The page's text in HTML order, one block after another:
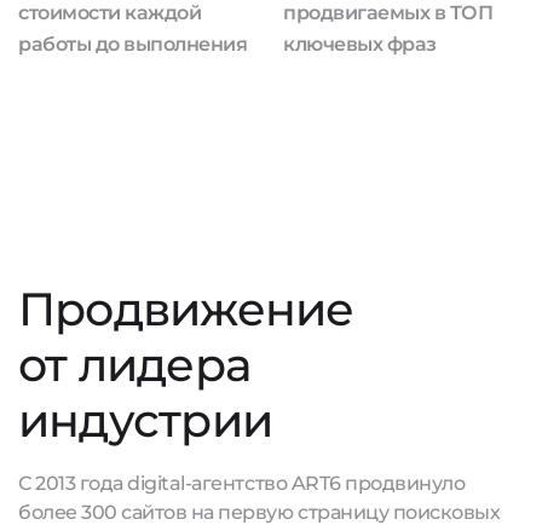
стоимости каждой
работы до выполнения
продвигаемых в ТОП
ключевых фраз
Продвижение
от лидера
индустрии
С 2013 года digital-агентство ART6 продвинуло
более 300 сайтов на первую страницу поисковых